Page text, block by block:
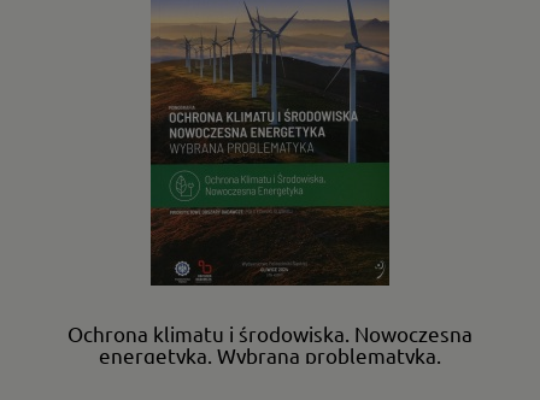
Ochrona klimatu i środowiska. Nowoczesna
energetyka. Wybrana problematyka.